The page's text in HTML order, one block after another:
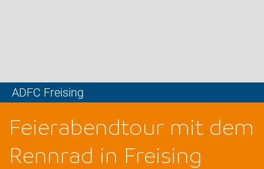
ADFC Freising
Feierabendtour mit dem
Rennrad in Freising